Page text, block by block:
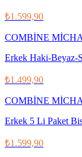
₺1.599,90
COMBİNE
Erkek Haki-Beyaz-
₺1.499,90
COMBİNE
Erkek 5 Li Paket
₺1.599,90